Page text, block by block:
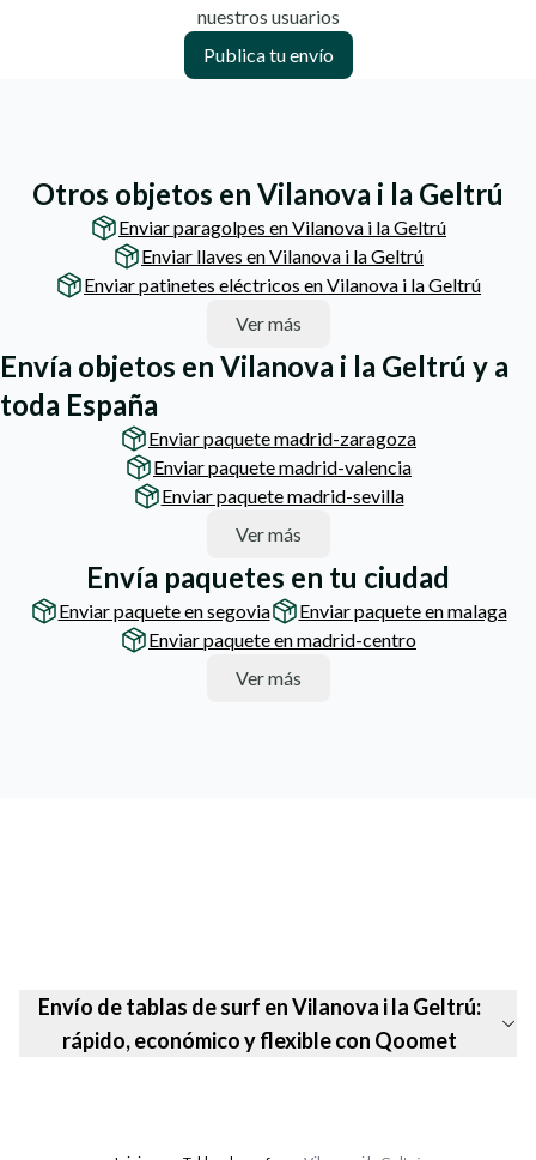
nuestros usuarios
Publica tu envío
Otros objetos en Vilanova i la Geltrú
Enviar paragolpes en Vilanova i la Geltrú
Enviar llaves en Vilanova i la Geltrú
Enviar patinetes eléctricos en Vilanova i la Geltrú
Ver más
Envía objetos en Vilanova i la Geltrú y a
toda España
Enviar paquete madrid-zaragoza
Enviar paquete madrid-valencia
Enviar paquete madrid-sevilla
Ver más
Envía paquetes en tu ciudad
Enviar paquete en segovia
Enviar paquete en malaga
Enviar paquete en madrid-centro
Ver más
Envío de tablas de surf en Vilanova i la Geltrú:
rápido, económico y flexible con Qoomet